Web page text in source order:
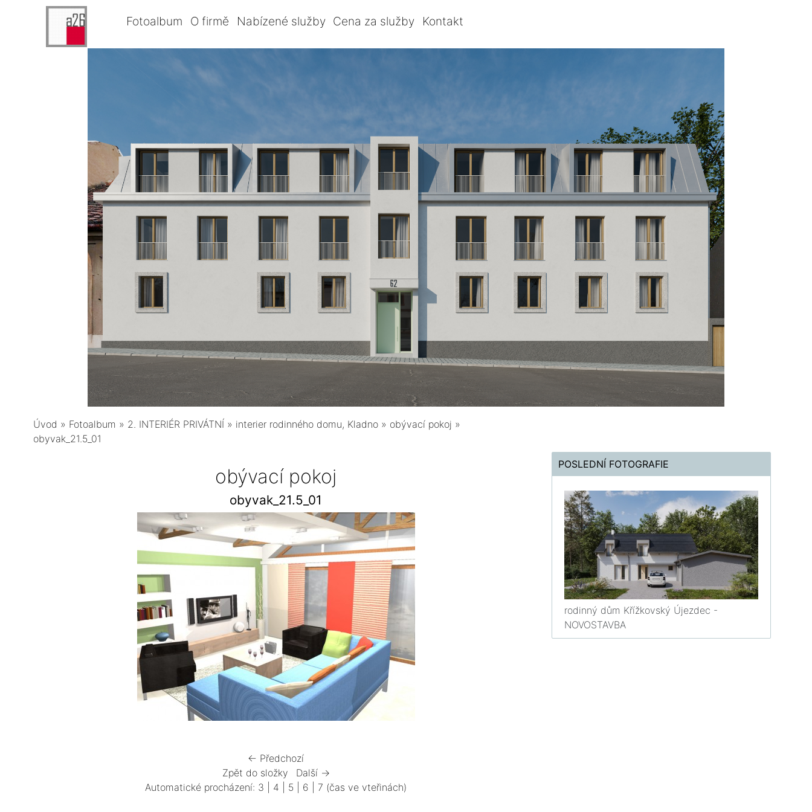
Fotoalbum O firmě Nabízené služby Cena za služby Kontakt
Úvod » Fotoalbum » 2. INTERIÉR PRIVÁTNÍ » interier rodinného domu, Kladno » obývací pokoj »
obyvak_21.5_01
obývací pokoj
obyvak_21.5_01
← Předchozí
Zpět do složky
Další →
Automatické procházení: 3 4 5 6 7 (čas ve vteřinách)
POSLEDNÍ FOTOGRAFIE
rodinný dům Křížkovský Újezdec -
NOVOSTAVBA